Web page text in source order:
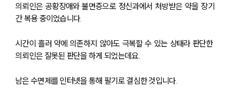
의뢰인은 공황장애와 불면증으로 정신과에서 처방받은 약을 장기
간 복용 중이었습니다.
시간이 흘러 약에 의존하지 않아도 극복할 수 있는 상태라 판단한
의뢰인은 잘못된 판단을 하게 되었는데요.
남은 수면제를 인터넷을 통해 팔기로 결심한 것입니다.